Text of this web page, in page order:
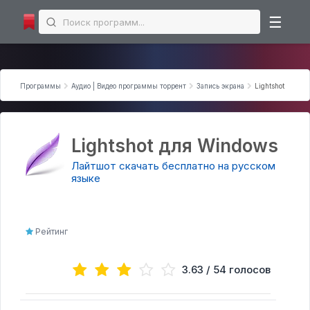
☰
Microsoft Office
Microsoft Excel
Интернет программы
Торрент-клиенты
Браузеры
Аудио | Видео программы торрент
Аудио-редакторы
Программы Аудио | Видео программы торрент Запись экрана Lightshot
Lightshot для Windows
Лайтшот скачать бесплатно на русском
языке
Рейтинг
3.63 / 54 голосов